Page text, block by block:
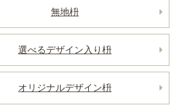
無地枡
選べるデザイン入り枡
オリジナルデザイン枡